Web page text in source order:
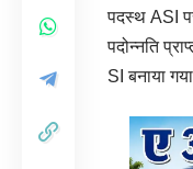
पदस्थ ASI
पदोन्नति
SI बनाया